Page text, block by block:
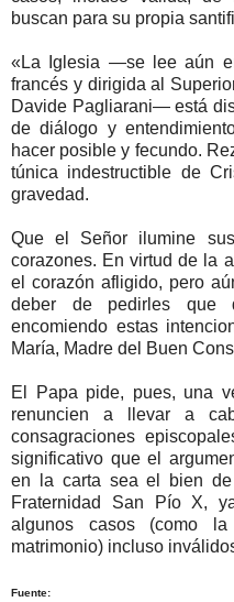
buscan para su propia
«La Iglesia —se lee aún
francés y dirigida al
Davide Pagliarani— está
de diálogo y
hacer posible y fecundo.
túnica indestructible de
gravedad.
Que el Señor ilumine
corazones. En virtud de la
el corazón afligido, pero
deber de pedirles que
encomiendo estas
María, Madre del Buen
El Papa pide, pues, una
renuncien a llevar a
consagraciones
significativo que el
en la carta sea el bien
Fraternidad San Pío X,
algunos casos (como
matrimonio) incluso
Fuente: